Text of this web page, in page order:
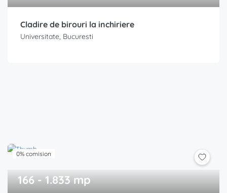
Cladire de birouri la inchiriere
Universitate, Bucuresti
0% comision
166 - 1.833 mp